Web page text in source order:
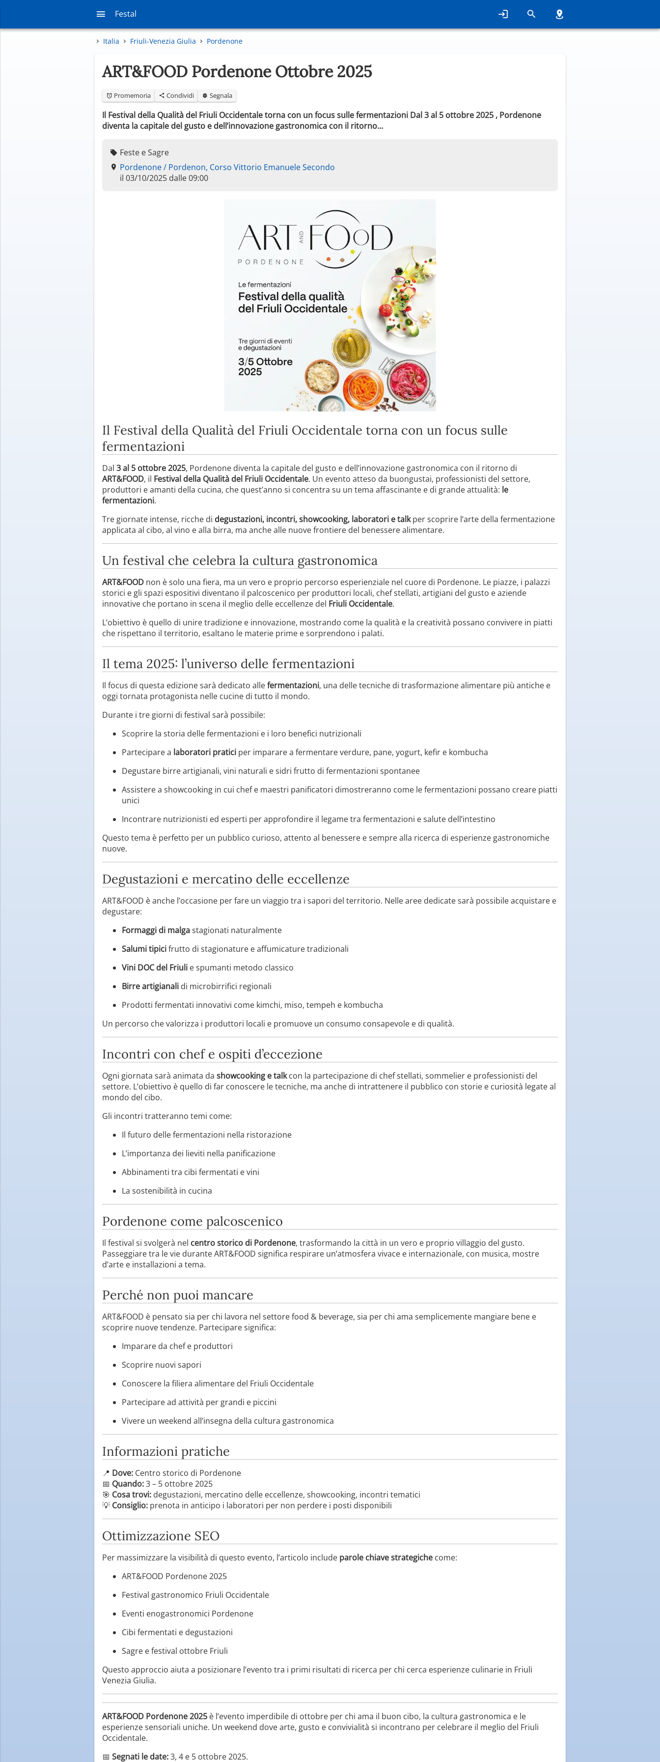
Festal
Italia Friuli-Venezia Giulia Pordenone
ART&FOOD Pordenone Ottobre 2025
Promemoria Condividi Segnala
Il Festival della Qualità del Friuli Occidentale torna con un focus sulle fermentazioni Dal 3 al 5 ottobre 2025 , Pordenone
diventa la capitale del gusto e dell’innovazione gastronomica con il ritorno…
Feste e Sagre
Pordenone / Pordenon, Corso Vittorio Emanuele Secondo
il 03/10/2025 dalle 09:00
Il Festival della Qualità del Friuli Occidentale torna con un focus sulle
fermentazioni
Dal 3 al 5 ottobre 2025, Pordenone diventa la capitale del gusto e dell’innovazione gastronomica con il ritorno di
ART&FOOD, il Festival della Qualità del Friuli Occidentale. Un evento atteso da buongustai, professionisti del settore,
produttori e amanti della cucina, che quest’anno si concentra su un tema affascinante e di grande attualità: le
fermentazioni.
Tre giornate intense, ricche di degustazioni, incontri, showcooking, laboratori e talkper scoprire l’arte della fermentazione
applicata al cibo, al vino e alla birra, ma anche alle nuove frontiere del benessere alimentare.
Un festival che celebra la cultura gastronomica
ART&FOOD non è solo una fiera, ma un vero e proprio percorso esperienziale nel cuore di Pordenone. Le piazze, i palazzi
storici e gli spazi espositivi diventano il palcoscenico per produttori locali, chef stellati, artigiani del gusto e aziende
innovative che portano in scena il meglio delle eccellenze del Friuli Occidentale.
L’obiettivo è quello di unire tradizione e innovazione, mostrando come la qualità e la creatività possano convivere in piatti
che rispettano il territorio, esaltano le materie prime e sorprendono i palati.
Il tema 2025: l’universo delle fermentazioni
Il focus di questa edizione sarà dedicato allefermentazioni, una delle tecniche di trasformazione alimentare più antiche e
oggi tornata protagonista nelle cucine di tutto il mondo.
Durante i tre giorni di festival sarà possibile:
Scoprire la storia delle fermentazioni e i loro benefici nutrizionali
Partecipare a laboratori pratici per imparare a fermentare verdure, pane, yogurt, kefir e kombucha
Degustare birre artigianali, vini naturali e sidri frutto di fermentazioni spontanee
Assistere a showcooking in cui chef e maestri panificatori dimostreranno come le fermentazioni possano creare piatti
unici
Incontrare nutrizionisti ed esperti per approfondire il legame tra fermentazioni e salute dell’intestino
Questo tema è perfetto per un pubblico curioso, attento al benessere e sempre alla ricerca di esperienze gastronomiche
nuove.
Degustazioni e mercatino delle eccellenze
ART&FOOD è anche l’occasione per fare un viaggio tra i sapori del territorio. Nelle aree dedicate sarà possibile acquistare e
degustare:
Formaggi di malgastagionati naturalmente
Salumi tipicifrutto di stagionature e affumicature tradizionali
Vini DOC del Friuli e spumanti metodo classico
Birre artigianali di microbirrifici regionali
Prodotti fermentati innovativi come kimchi, miso, tempeh e kombucha
Un percorso che valorizza i produttori locali e promuove un consumo consapevole e di qualità.
Incontri con chef e ospiti d’eccezione
Ogni giornata sarà animata da showcooking e talkcon la partecipazione di chef stellati, sommelier e professionisti del
settore. L’obiettivo è quello di far conoscere le tecniche, ma anche di intrattenere il pubblico con storie e curiosità legate al
mondo del cibo.
Gli incontri tratteranno temi come:
Il futuro delle fermentazioni nella ristorazione
L’importanza dei lieviti nella panificazione
Abbinamenti tra cibi fermentati e vini
La sostenibilità in cucina
Pordenone come palcoscenico
Il festival si svolgerà nel centro storico di Pordenone, trasformando la città in un vero e proprio villaggio del gusto.
Passeggiare tra le vie durante ART&FOOD significa respirare un’atmosfera vivace e internazionale, con musica, mostre
d’arte e installazioni a tema.
Perché non puoi mancare
ART&FOOD è pensato sia per chi lavora nel settore food & beverage, sia per chi ama semplicemente mangiare bene e
scoprire nuove tendenze. Partecipare significa:
Imparare da chef e produttori
Scoprire nuovi sapori
Conoscere la filiera alimentare del Friuli Occidentale
Partecipare ad attività per grandi e piccini
Vivere un weekend all’insegna della cultura gastronomica
Informazioni pratiche
📍 Dove: Centro storico di Pordenone
📅 Quando:3 – 5 ottobre 2025
🎯 Cosa trovi: degustazioni, mercatino delle eccellenze, showcooking, incontri tematici
💡 Consiglio: prenota in anticipo i laboratori per non perdere i posti disponibili
Ottimizzazione SEO
Per massimizzare la visibilità di questo evento, l’articolo include parole chiave strategiche come:
ART&FOOD Pordenone 2025
Festival gastronomico Friuli Occidentale
Eventi enogastronomici Pordenone
Cibi fermentati e degustazioni
Sagre e festival ottobre Friuli
Questo approccio aiuta a posizionare l’evento tra i primi risultati di ricerca per chi cerca esperienze culinarie in Friuli
Venezia Giulia.
ART&FOOD Pordenone 2025 è l’evento imperdibile di ottobre per chi ama il buon cibo, la cultura gastronomica e le
esperienze sensoriali uniche. Un weekend dove arte, gusto e convivialità si incontrano per celebrare il meglio del Friuli
Occidentale.
📅 Segnati le date:3, 4 e 5 ottobre 2025.